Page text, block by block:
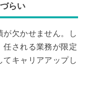
らい
が欠かせません。し
任される業務が限定
てキャリアアップし